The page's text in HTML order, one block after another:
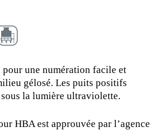
une numération facile et
gélosé. Les puits positifs
la lumière ultraviolette.
HBA est approuvée par l’agence